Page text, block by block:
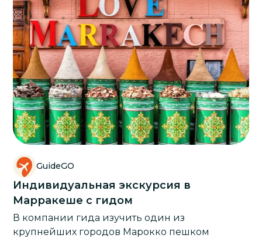
GuideGO
Индивидуальная экскурсия в
Марракеше с гидом
В компании гида изучить один из
крупнейших городов Марокко пешком